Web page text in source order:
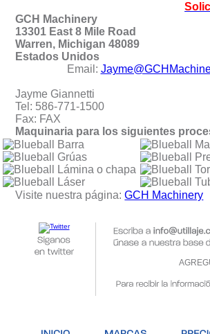
GCH Machinery
13301 East 8 Mile Road
Warren, Michigan 48089
Estados Unidos
Email:
Jayme Giannetti
Tel: 586-771-1500
Fax: FAX
Maquinaria para los siguientes
Barra
Grúas
Lámina o chapa
Láser
Visite nuestra página:GCH Machinery